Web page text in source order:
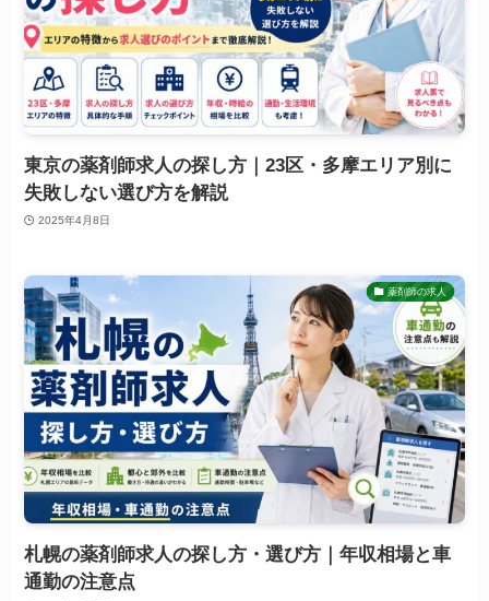
東京の薬剤師求人の探し方｜23区・多摩エリア別に
失敗しない選び方を解説
2025年4月8日
薬剤師の求人
札幌の薬剤師求人の探し方・選び方｜年収相場と車
通勤の注意点